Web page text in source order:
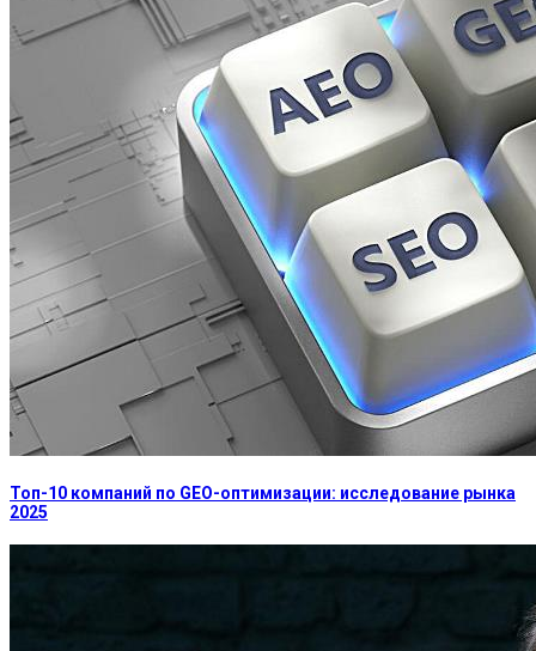
Топ-10 компаний по GEO-оптимизации: исследование рынка
2025